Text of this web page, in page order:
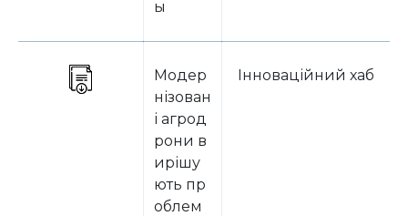
ы
Модер
нізован
і агрод
рони в
ирішу
ють пр
облем
Інноваційний хаб